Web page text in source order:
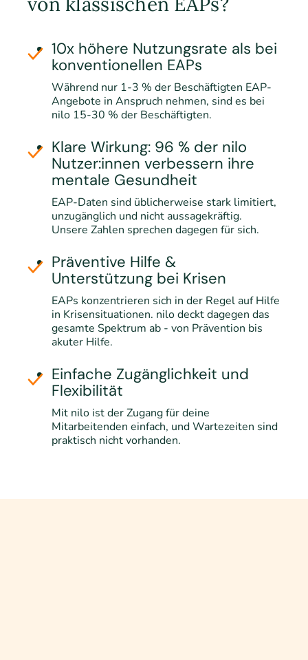
10x höhere Nutzungsrate als bei
konventionellen EAPs
Während nur 1-3 % der Beschäftigten EAP-
Angebote in Anspruch nehmen, sind es bei
nilo 15-30 % der Beschäftigten.
Klare Wirkung: 96 % der nilo
Nutzer:innen verbessern ihre
mentale Gesundheit
EAP-Daten sind üblicherweise stark limitiert,
unzugänglich und nicht aussagekräftig.
Unsere Zahlen sprechen dagegen für sich.
Präventive Hilfe &
Unterstützung bei Krisen
EAPs konzentrieren sich in der Regel auf Hilfe
in Krisensituationen. nilo deckt dagegen das
gesamte Spektrum ab - von Prävention bis
akuter Hilfe.
Einfache Zugänglichkeit und
Flexibilität
Mit nilo ist der Zugang für deine
Mitarbeitenden einfach, und Wartezeiten sind
praktisch nicht vorhanden.